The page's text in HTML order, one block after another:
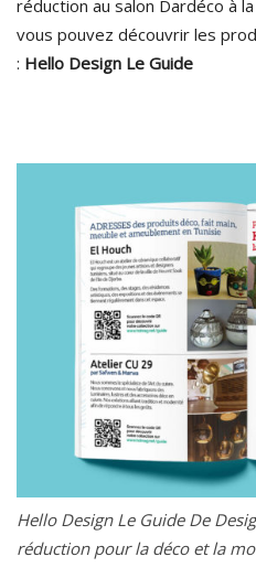
réduction au salon Dardéco à
vous pouvez découvrir les
: Hello Design Le Guide
Hello Design Le Guide De
réduction pour la déco et la